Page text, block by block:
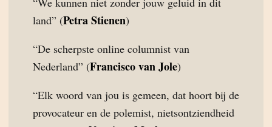
land” (Petra Stienen)
“De scherpste online columnist van
Nederland” (Francisco van Jole)
“Elk woord van jou is gemeen, dat hoort bij de
provocateur en de polemist, nietsontziendheid